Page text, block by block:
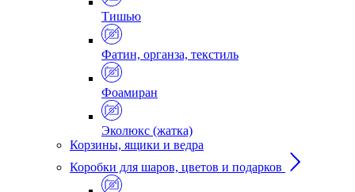
Тишью
Фатин, органза, текстиль
Фоамиран
Эколюкс (жатка)
Корзины, ящики и ведра
Коробки для шаров, цветов и подарков